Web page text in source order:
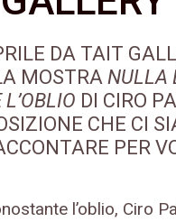
DA TAIT
MOSTRA NULLA
DI CIRO
CHE CI
PER